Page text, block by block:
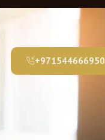
+971544666950